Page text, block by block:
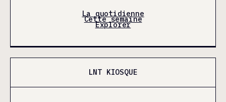
La quotidienne
Cette semaine
Explorer
LNT KIOSQUE